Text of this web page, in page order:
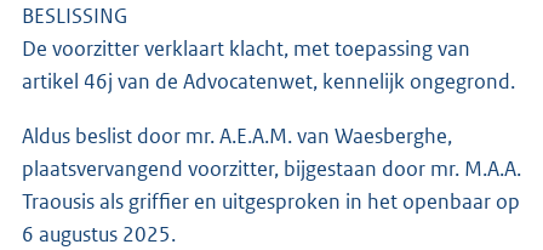
BESLISSING
De voorzitter verklaart klacht, met toepassing van
artikel 46j van de Advocatenwet, kennelijk ongegrond.
Aldus beslist door mr. A.E.A.M. van Waesberghe,
plaatsvervangend voorzitter, bijgestaan door mr. M.A.A.
Traousis als griffier en uitgesproken in het openbaar op
6 augustus 2025.